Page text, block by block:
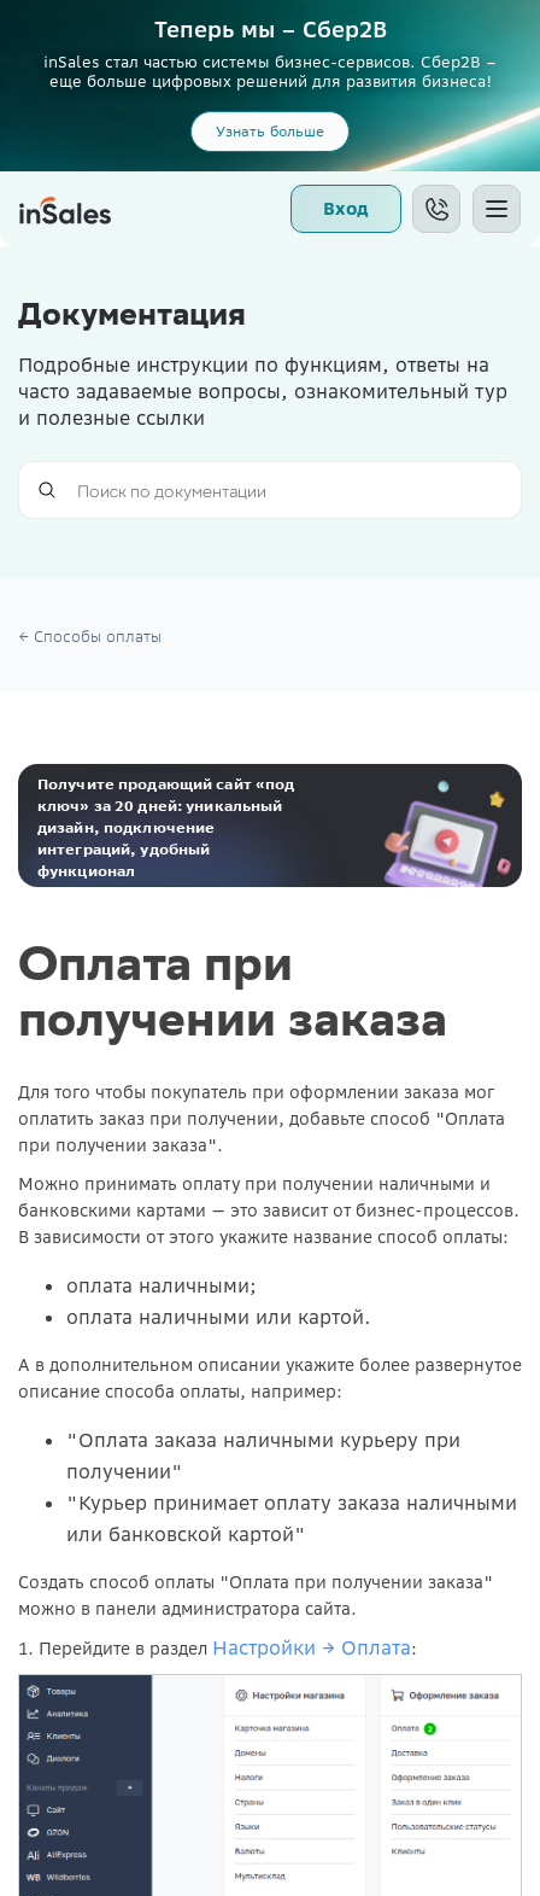
Теперь мы – Сбер2B
inSales стал частью системы бизнес-сервисов. Сбер2В –
еще больше цифровых решений для развития бизнеса!
Узнать больше
Вход
Документация
Подробные инструкции по функциям, ответы на
часто задаваемые вопросы, ознакомительный тур
и полезные ссылки
Способы оплаты
Получите продающий сайт «под
ключ» за 20 дней: уникальный
дизайн, подключение
интеграций, удобный
функционал
Оплата при
получении заказа
Для того чтобы покупатель при оформлении заказа мог
оплатить заказ при получении, добавьте способ "Оплата
при получении заказа".
Можно принимать оплату при получении наличными и
банковскими картами — это зависит от бизнес-процессов.
В зависимости от этого укажите название способ оплаты:
оплата наличными;
оплата наличными или картой.
А в дополнительном описании укажите более развернутое
описание способа оплаты, например:
"Оплата заказа наличными курьеру при
получении"
"Курьер принимает оплату заказа наличными
или банковской картой"
Создать способ оплаты "Оплата при получении заказа"
можно в панели администратора сайта.
1. Перейдите в раздел Настройки → Оплата: